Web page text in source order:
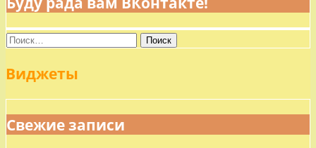
Найти:
Виджеты
Свежие записи